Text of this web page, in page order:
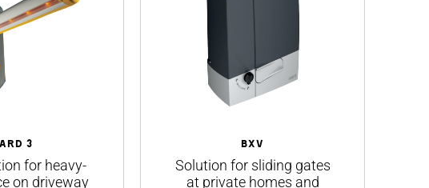
3
for heavy-
on driveway
BXV
Solution for sliding gates
at private homes and